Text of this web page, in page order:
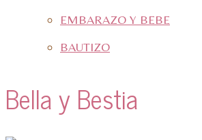
EMBARAZO Y BEBE
BAUTIZO
Bella y Bestia